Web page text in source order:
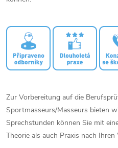
Zur Vorbereitung auf die
Sportmasseurs/Masseurs bieten
Sprechstunden können Sie mit
Theorie als auch Praxis nach